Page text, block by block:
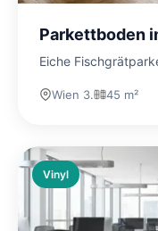
Parkettboden
Eiche
Wien 3. 45 m²
Vinyl